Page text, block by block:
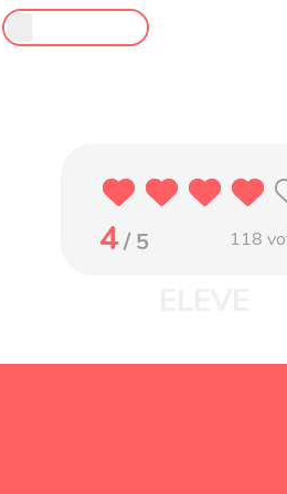
4/ 5 118